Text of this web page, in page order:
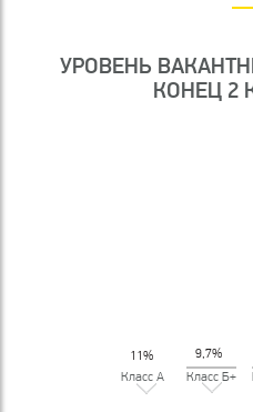
УРОВЕНЬ
КОНЕЦ 2
11%
Класс А
9,7%
Класс Б+